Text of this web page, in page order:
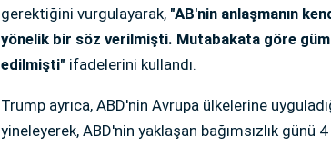
gerektiğini vurgulayarak, "AB'nin anlaşmanın
yönelik bir söz verilmişti. Mutabakata göre
edilmişti" ifadelerini kullandı.
Trump ayrıca, ABD'nin Avrupa ülkelerine
yineleyerek, ABD'nin yaklaşan bağımsızlık